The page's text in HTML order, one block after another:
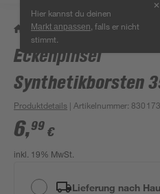
Hier kannst du deinen
Markt anpassen , falls er nicht
stimmt.
✕
/ Bauen & Renovieren /
Eckenpinsel
Synthetikborsten
Produktdetails | Artikelnummer:
6,99 €
inkl. 19% MwSt.
Lieferung nach